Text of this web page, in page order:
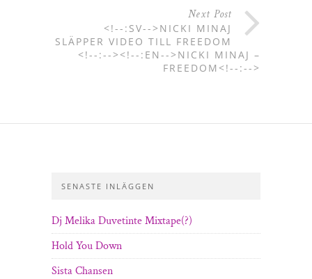
Next Post
<!--:SV-->NICKI MINAJ
SLÄPPER VIDEO TILL FREEDOM
<!--:--><!--:EN-->NICKI MINAJ –
FREEDOM<!--:-->
SENASTE INLÄGGEN
Dj Melika Duvetinte Mixtape(?)
Hold You Down
Sista Chansen